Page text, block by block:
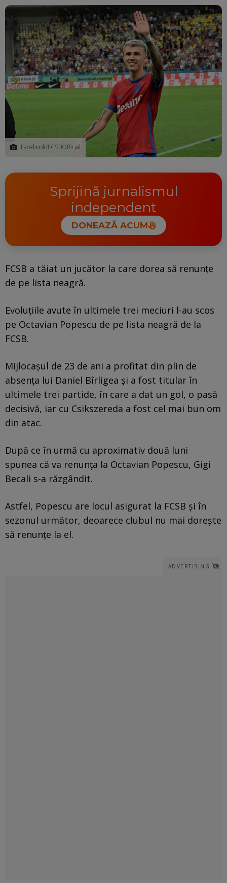
Facebook/FCSBOfficial
Sprijină jurnalismul
independent
DONEAZĂ ACUM
FCSB a tăiat un jucător la care dorea să renunțe
de pe lista neagră.
Evoluțiile avute în ultimele trei meciuri l-au scos
pe Octavian Popescu de pe lista neagră de la
FCSB.
Mijlocașul de 23 de ani a profitat din plin de
absența lui Daniel Bîrligea și a fost titular în
ultimele trei partide, în care a dat un gol, o pasă
decisivă, iar cu Csikszereda a fost cel mai bun om
din atac.
După ce în urmă cu aproximativ două luni
spunea că va renunța la Octavian Popescu, Gigi
Becali s-a răzgândit.
Astfel, Popescu are locul asigurat la FCSB și în
sezonul următor, deoarece clubul nu mai dorește
să renunțe la el.
ADVERTISING